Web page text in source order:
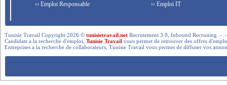
›› Emploi Responsable
›› Emploi IT
Tunisie Travail Copyright 2026 ©tunisietravail.net Recrutement 3.0, Inbound Recruiting .-
Candidats a la recherche d'emploi,Tunisie Travail vous permet de retrouver des offres
Entreprises a la recherche de collaborateurs, Tunisie Travail vous permet de diffuser vos